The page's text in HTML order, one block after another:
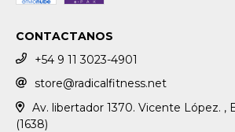
CONTACTANOS
+54 9 11 3023-4901
store@radicalfitness.net
Av. libertador 1370. Vicente López. ,
(1638)